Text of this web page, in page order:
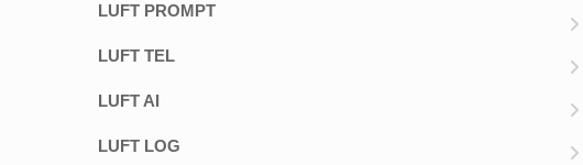
LUFT PROMPT
LUFT TEL
LUFT AI
LUFT LOG